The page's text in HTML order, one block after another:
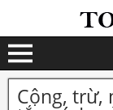
Cộng, trừ,